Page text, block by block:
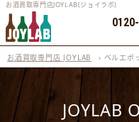
お酒買取専門店JOYLAB(ジョイラボ)
お酒買取専門店 JOYLAB › ベルエポ
JOYLAB